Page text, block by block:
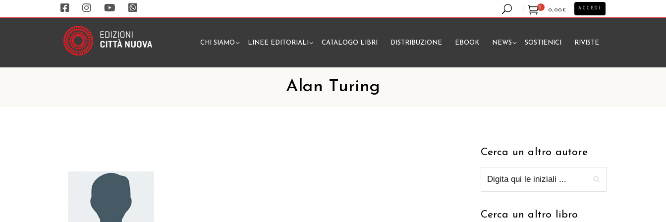
0
0,00€
Nessun prodotto nel carrello.
ACCEDI
CHI SIAMO LINEE EDITORIALI CATALOGO LIBRI DISTRIBUZIONE EBOOK NEWS SOSTIENICI RIVISTE
Alan Turing
Cerca un altro autore
Cerca un altro libro